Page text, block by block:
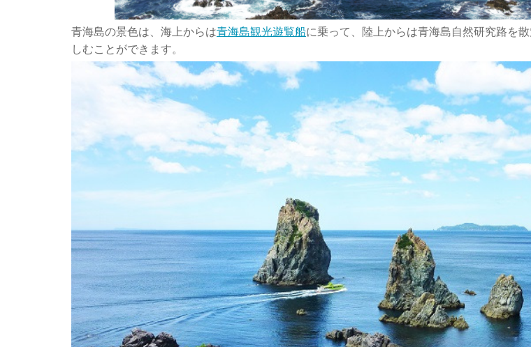
青海島の景色は、海上からは青海島観光遊覧船に乗って、陸上からは青海島自然研究路を
しむことができます。